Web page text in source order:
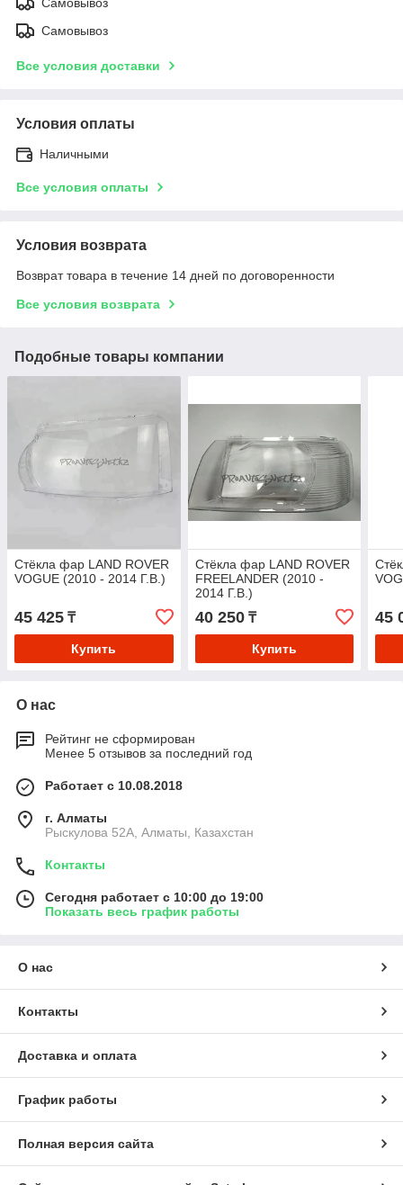
Самовывоз
Все условия доставки
Условия оплаты
Наличными
Все условия оплаты
Условия возврата
Возврат товара в течение 14 дней по договоренности
Все условия возврата
Подобные товары компании
Стёкла фар LAND ROVER
VOGUE (2010 - 2014 Г.В.)
45 425 ₸
Купить
Стёкла фар LAND ROVER
FREELANDER (2010 -
2014 Г.В.)
40 250₸
Купить
45
О нас
Рейтинг не сформирован
Менее 5 отзывов за последний год
Работает с 10.08.2018
г. Алматы
Рыскулова 52А, Алматы, Казахстан
Контакты
Сегодня работает с 10:00 до 19:00
Показать весь график работы
О нас
Контакты
Доставка и оплата
График работы
Полная версия сайта